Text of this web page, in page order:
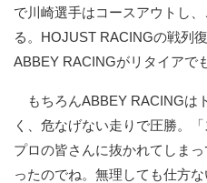
で川崎選手はコースアウトし
る。HOJUST RACINGの戦列
ABBEY RACINGがリタイアで
もちろんABBEY RACINGは
く、危なげない走りで圧勝。
プロの皆さんに抜かれてしま
ったのでね。無理しても仕方